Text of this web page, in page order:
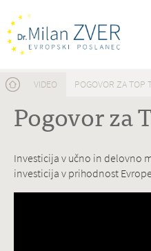
Nahajate se tukaj
VIDEO POGOVOR ZA TOP
Pogovor za
Investicija v učno in delovno
investicija v prihodnost